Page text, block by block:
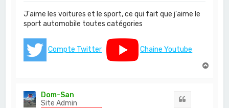
J'aime les voitures et le sport, ce qui fait que j'aime le
sport automobile toutes catégories
Compte Twitter
Chaine Youtube
Dom-San
Site Admin